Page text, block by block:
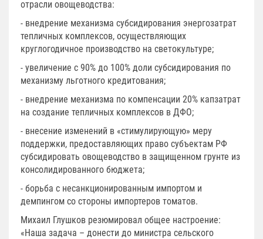
отрасли овощеводства:
- внедрение механизма субсидирования энергозатрат
тепличных комплексов, осуществляющих
круглогодичное производство на светокультуре;
- увеличение с 90% до 100% доли субсидирования по
механизму льготного кредитования;
- внедрение механизма по компенсации 20% капзатрат
на создание тепличных комплексов в ДФО;
- внесение изменений в «стимулирующую» меру
поддержки, предоставляющих право субъектам РФ
субсидировать овощеводство в защищенном грунте из
консолидированного бюджета;
- борьба с несанкционированным импортом и
демпингом со стороны импортеров томатов.
Михаил Глушков резюмировал общее настроение:
«Наша задача – донести до министра сельского